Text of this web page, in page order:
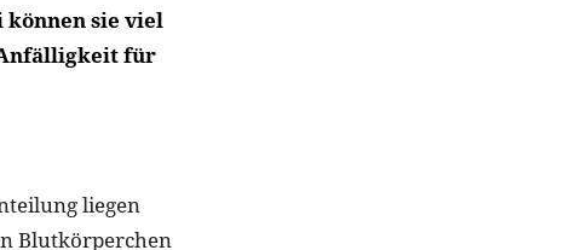
sie viel
Anfälligkeit für
liegen
Blutkörperchen